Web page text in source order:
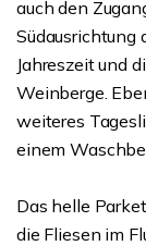
auch den
Südausrichtung
Jahreszeit und
Weinberge.
weiteres
einem
Das helle
die Fliesen im